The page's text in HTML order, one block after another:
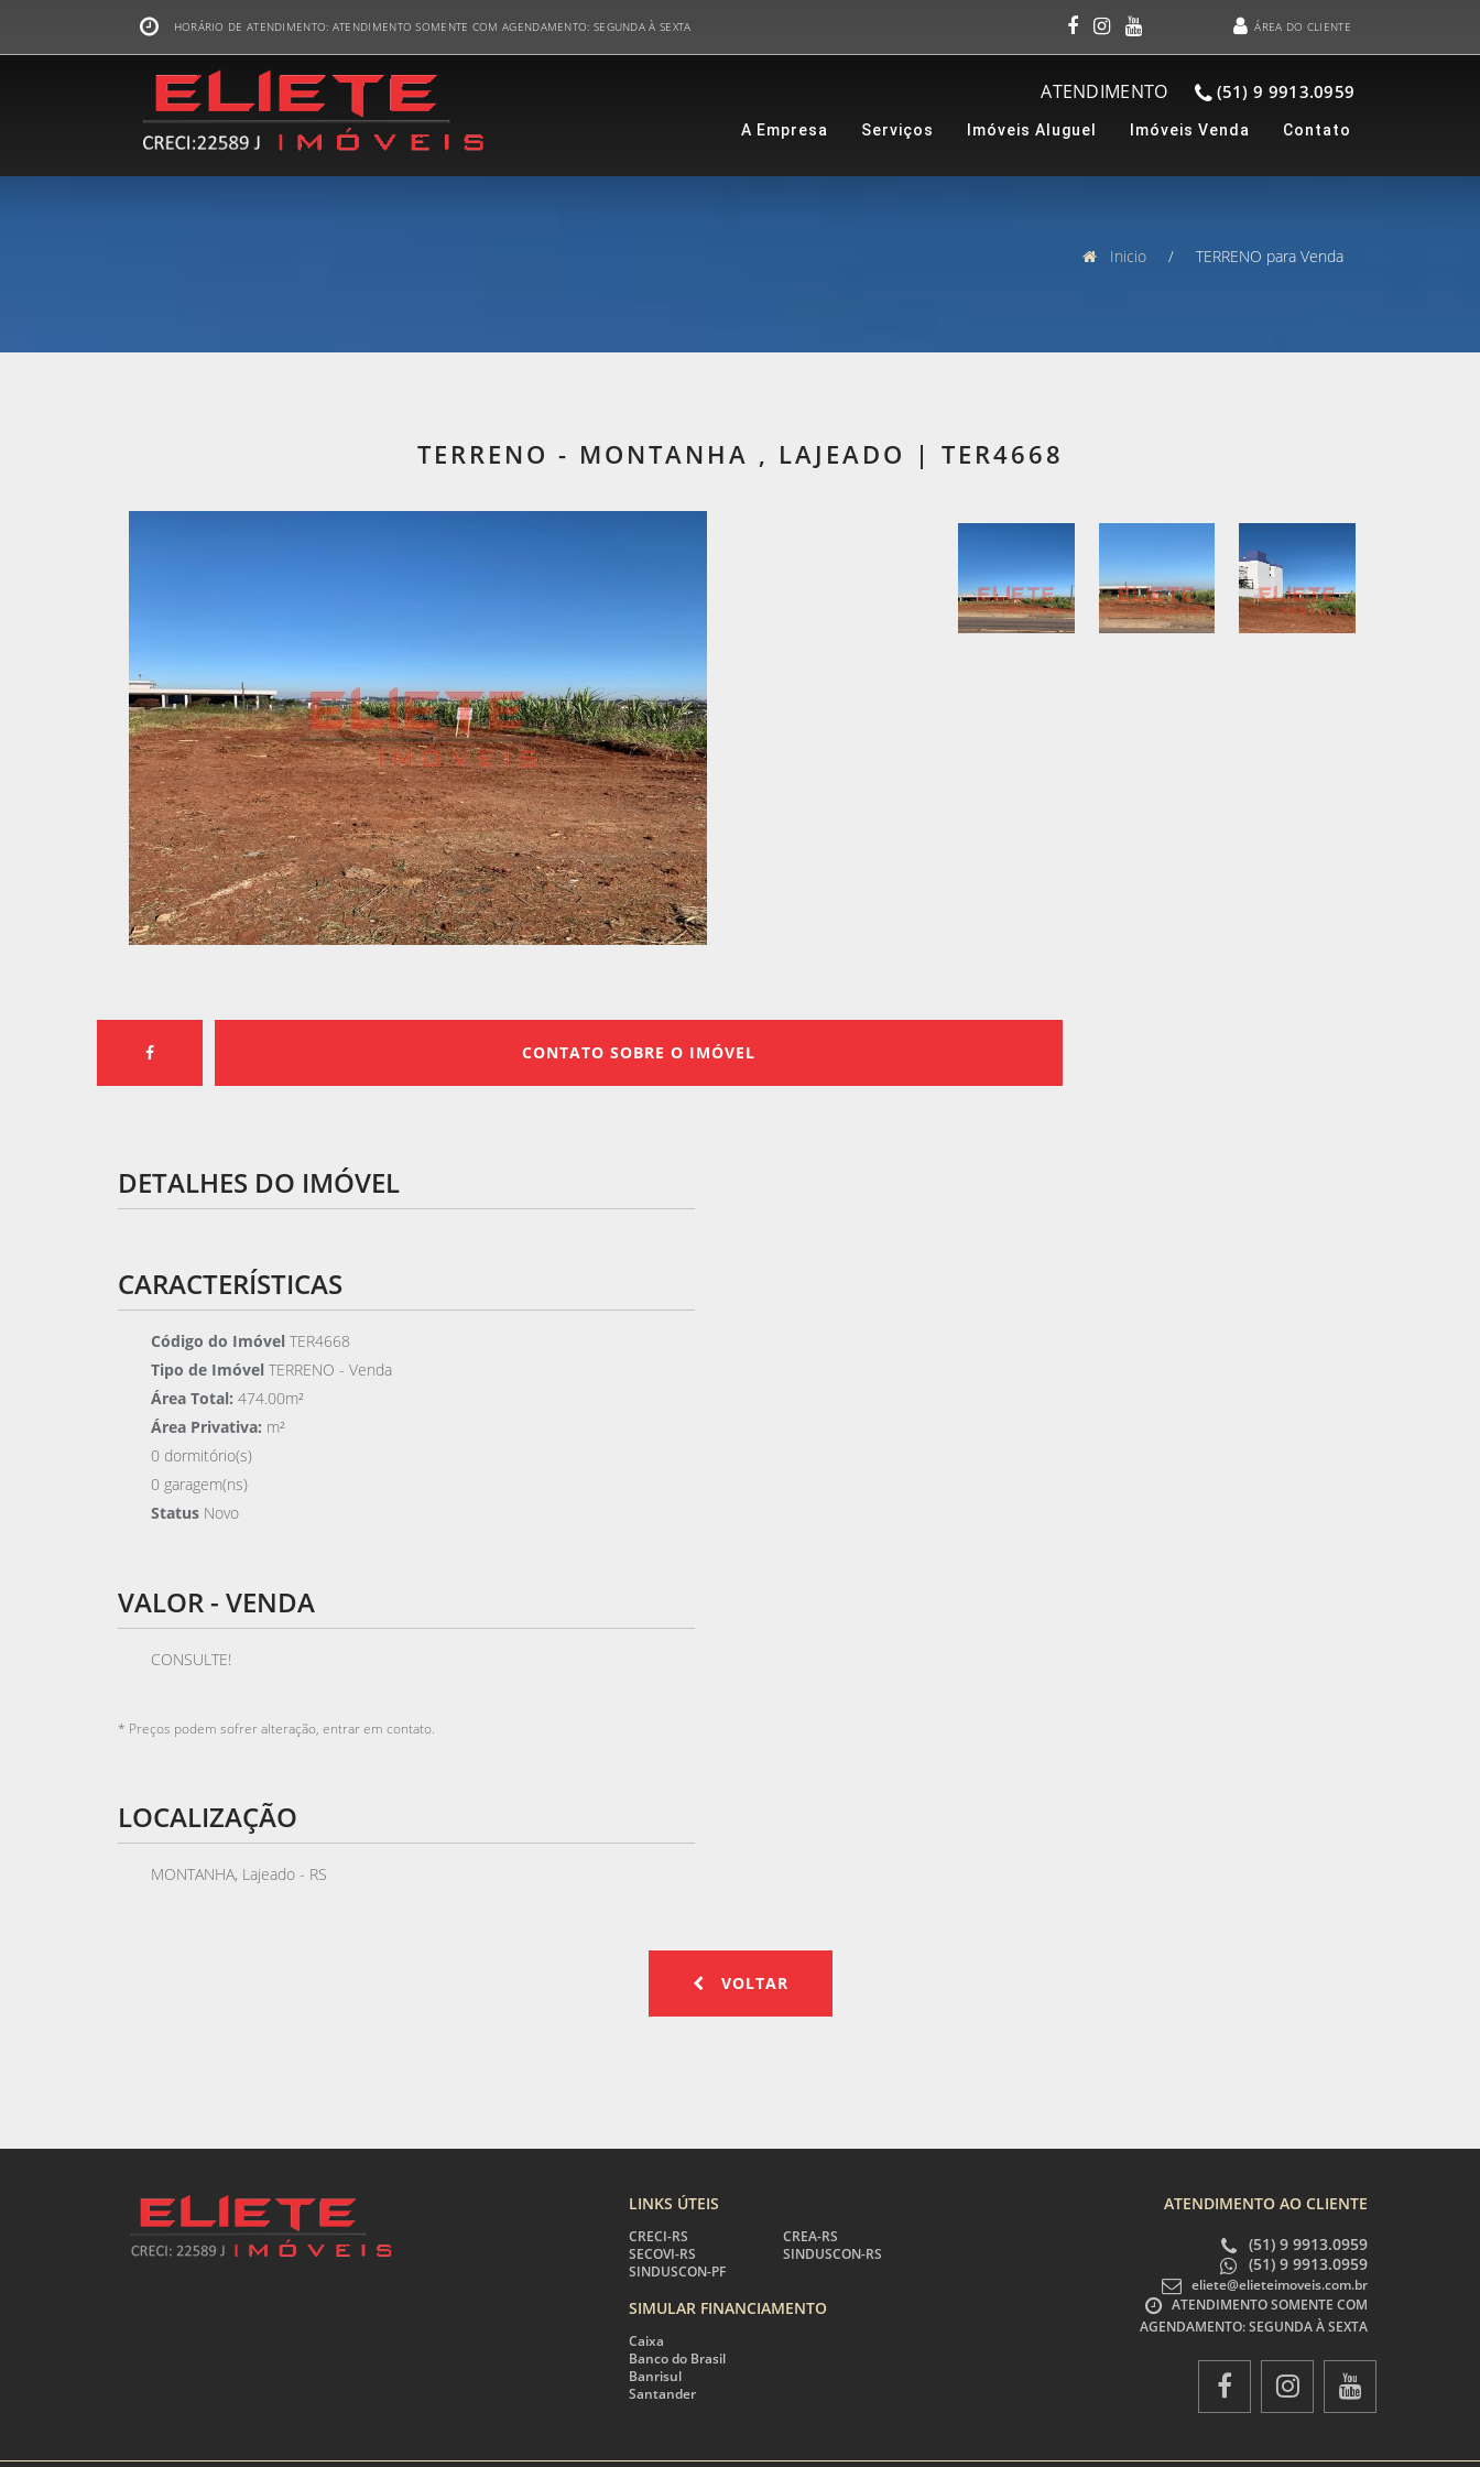
HORÁRIO DE ATENDIMENTO: ATENDIMENTO SOMENTE COM AGENDAMENTO: SEGUNDA À SEXTA ÁREA DO CLIENTE
ATENDIMENTO (51) 9 9913.0959
A Empresa Serviços Imóveis Aluguel Imóveis Venda Contato
Inicio / TERRENO para Venda
TERRENO - MONTANHA , LAJEADO | TER4668
DETALHES DO IMÓVEL
CARACTERÍSTICAS
Código do Imóvel TER4668
Tipo de Imóvel TERRENO - Venda
Área Total: 474.00m²
Área Privativa: m²
0 dormitório(s)
0 garagem(ns)
Status Novo
VALOR - VENDA
CONSULTE!
* Preços podem sofrer alteração, entrar em contato.
LOCALIZAÇÃO
MONTANHA, Lajeado - RS
VOLTAR
LINKS ÚTEIS
CRECI-RS
CREA-RS
SECOVI-RS
SINDUSCON-RS
SINDUSCON-PF
SIMULAR FINANCIAMENTO
Caixa
Banco do Brasil
Banrisul
Santander
ATENDIMENTO AO CLIENTE
(51) 9 9913.0959
(51) 9 9913.0959
eliete@elieteimoveis.com.br
ATENDIMENTO SOMENTE COM
AGENDAMENTO: SEGUNDA À SEXTA